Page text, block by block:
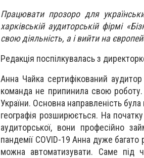
Працювати прозоро для
харківській аудиторській фірмі
свою діяльність, а і вийти на
Редакція поспілкувалась з
Анна Чайка сертифікований
команда не припинила свою роботу.
України. Основна направленість
географія розширюється. На
аудиторської, вони професійно
пандемії COVID-19 Анна дуже
можна автоматизувати. Саме під